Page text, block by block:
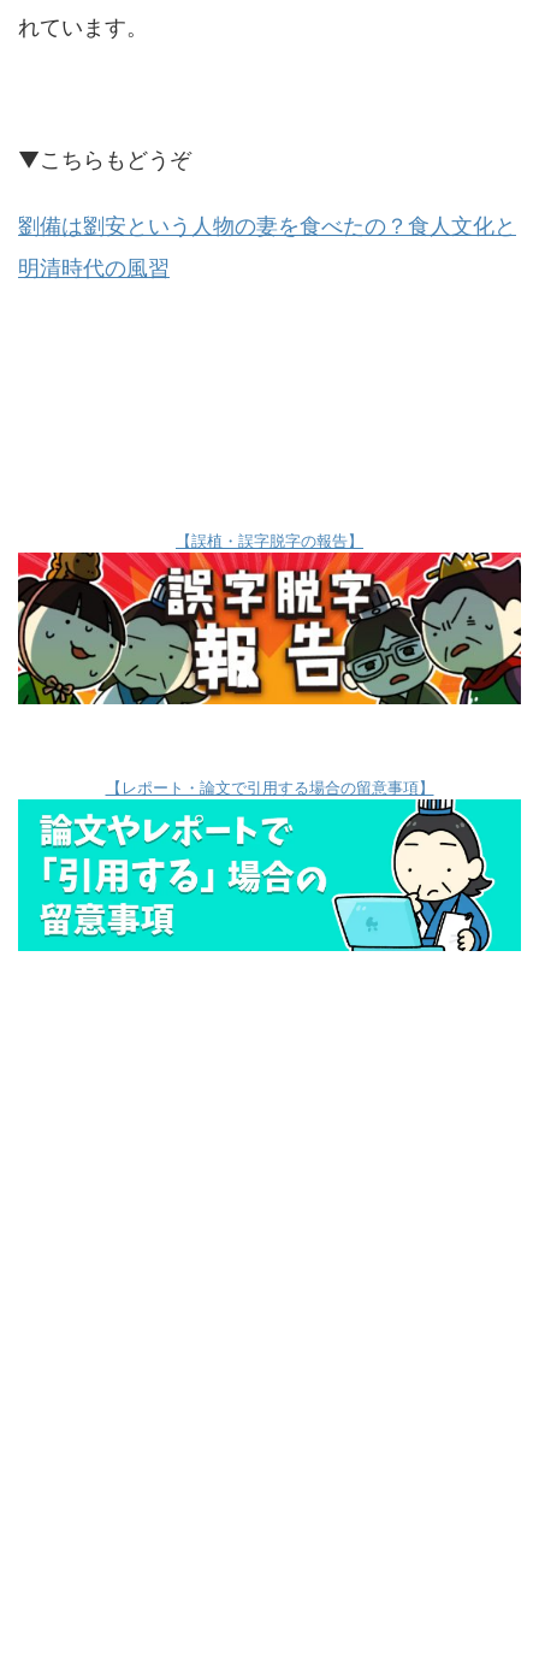
れています。
▼こちらもどうぞ
劉備は劉安という人物の妻を食べたの？食人文化と
明清時代の風習
【誤植・誤字脱字の報告】
【レポート・論文で引用する場合の留意事項】